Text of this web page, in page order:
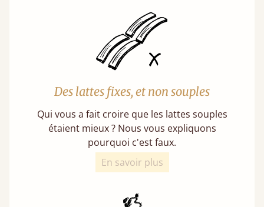
Des lattes fixes, et non souples
Qui vous a fait croire que les lattes souples
étaient mieux ? Nous vous expliquons
pourquoi c'est faux.
En savoir plus